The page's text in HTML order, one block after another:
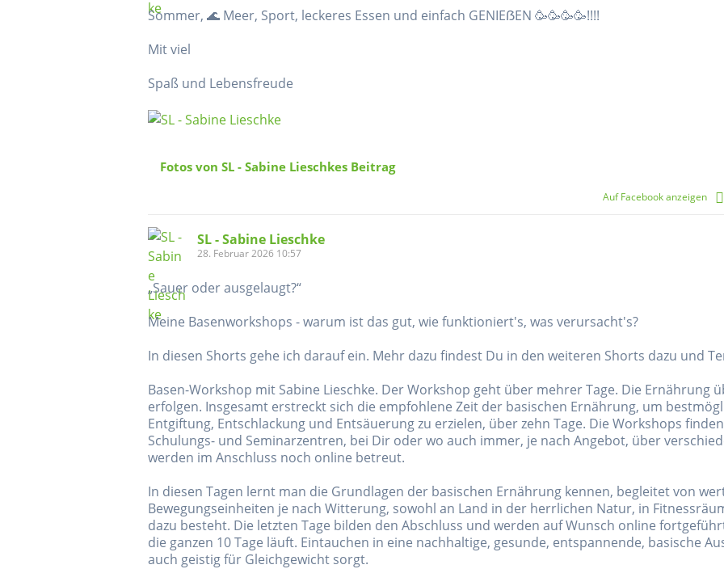
Sommer, 🌊 Meer, Sport, leckeres Essen und einfach GENIEẞEN 🥳🥳🥳🥳!!!!
Mit viel
Spaß und Lebensfreude
Fotos von SL - Sabine Lieschkes Beitrag
Auf Facebook anzeigen
SL - Sabine Lieschke
28. Februar 2026 10:57
„Sauer oder ausgelaugt?“
Meine Basenworkshops - warum ist das gut, wie funktioniert's, was verursacht's?
In diesen Shorts gehe ich darauf ein. Mehr dazu findest Du in den weiteren Shorts dazu und
Basen-Workshop mit Sabine Lieschke. Der Workshop geht über mehrer Tage. Die Ernährung
erfolgen. Insgesamt erstreckt sich die empfohlene Zeit der basischen Ernährung, um
Entgiftung, Entschlackung und Entsäuerung zu erzielen, über zehn Tage. Die Workshops
Schulungs- und Seminarzentren, bei Dir oder wo auch immer, je nach Angebot, über
werden im Anschluss noch online betreut.
In diesen Tagen lernt man die Grundlagen der basischen Ernährung kennen, begleitet von
Bewegungseinheiten je nach Witterung, sowohl an Land in der herrlichen Natur, in
dazu besteht. Die letzten Tage bilden den Abschluss und werden auf Wunsch online
die ganzen 10 Tage läuft. Eintauchen in eine nachhaltige, gesunde, entspannende, basische
auch geistig für Gleichgewicht sorgt.